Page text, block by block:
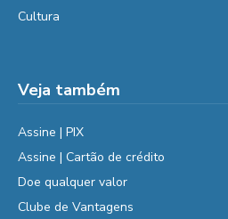
Cultura
Veja também
Assine | PIX
Assine | Cartão de crédito
Doe qualquer valor
Clube de Vantagens